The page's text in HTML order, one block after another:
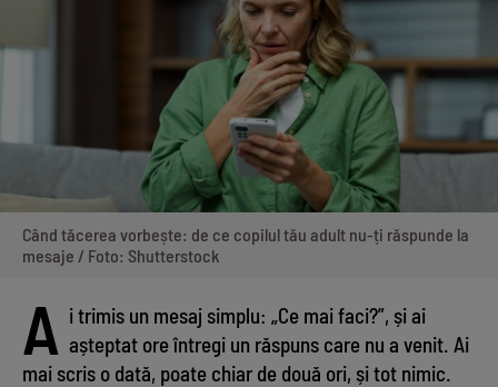
Când tăcerea vorbește: de ce copilul tău adult nu-ți răspunde la
mesaje / Foto: Shutterstock
A i trimis un mesaj simplu: „Ce mai faci?”, și ai
așteptat ore întregi un răspuns care nu a venit. Ai
mai scris o dată, poate chiar de două ori, și tot nimic.